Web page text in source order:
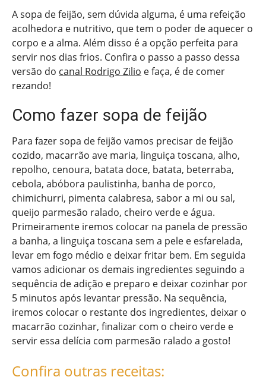
A sopa de feijão, sem dúvida alguma, é uma refeição
acolhedora e nutritivo, que tem o poder de aquecer o
corpo e a alma. Além disso é a opção perfeita para
servir nos dias frios. Confira o passo a passo dessa
versão do canal Rodrigo Zilio e faça, é de comer
rezando!
Como fazer sopa de feijão
Para fazer sopa de feijão vamos precisar de feijão
cozido, macarrão ave maria, linguiça toscana, alho,
repolho, cenoura, batata doce, batata, beterraba,
cebola, abóbora paulistinha, banha de porco,
chimichurri, pimenta calabresa, sabor a mi ou sal,
queijo parmesão ralado, cheiro verde e água.
Primeiramente iremos colocar na panela de pressão
a banha, a linguiça toscana sem a pele e esfarelada,
levar em fogo médio e deixar fritar bem. Em seguida
vamos adicionar os demais ingredientes seguindo a
sequência de adição e preparo e deixar cozinhar por
5 minutos após levantar pressão. Na sequência,
iremos colocar o restante dos ingredientes, deixar o
macarrão cozinhar, finalizar com o cheiro verde e
servir essa delícia com parmesão ralado a gosto!
Confira outras receitas: